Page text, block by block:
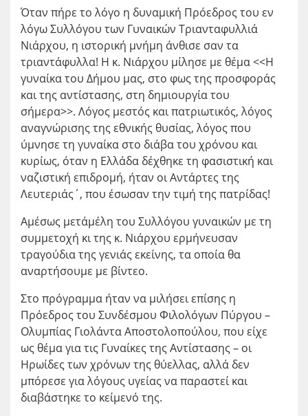
Όταν πήρε το λόγο η δυναμική Πρόεδρος του εν
λόγω Συλλόγου των Γυναικών Τριανταφυλλιά
Νιάρχου, η ιστορική μνήμη άνθισε σαν τα
τριαντάφυλλα! Η κ. Νιάρχου μίλησε με θέμα <<Η
γυναίκα του Δήμου μας, στο φως της προσφοράς
και της αντίστασης, στη δημιουργία του
σήμερα>>. Λόγος μεστός και πατριωτικός, λόγος
αναγνώρισης της εθνικής θυσίας, λόγος που
ύμνησε τη γυναίκα στο διάβα του χρόνου και
κυρίως, όταν η Ελλάδα δέχθηκε τη φασιστική και
ναζιστική επιδρομή, ήταν οι Αντάρτες της
Λευτεριάς΄, που έσωσαν την τιμή της πατρίδας!
Αμέσως μετάμέλη του Συλλόγου γυναικών με τη
συμμετοχή κι της κ. Νιάρχου ερμήνευσαν
τραγούδια της γενιάς εκείνης, τα οποία θα
αναρτήσουμε με βίντεο.
Στο πρόγραμμα ήταν να μιλήσει επίσης η
Πρόεδρος του Συνδέσμου Φιλολόγων Πύργου –
Ολυμπίας Γιολάντα Αποστολοπούλου, που είχε
ως θέμα για τις Γυναίκες της Αντίστασης – οι
Ηρωίδες των χρόνων της θύελλας, αλλά δεν
μπόρεσε για λόγους υγείας να παραστεί και
διαβάστηκε το κείμενό της.